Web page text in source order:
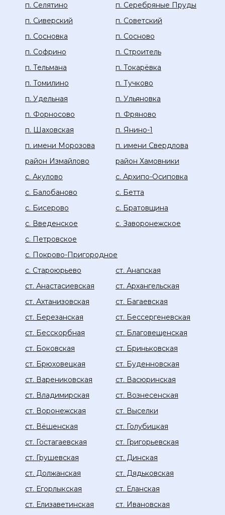
п. Селятино
п. Серебряные Пруды
п. Сиверский
п. Советский
п. Сосновка
п. Сосново
п. Софрино
п. Строитель
п. Тельмана
п. Токарёвка
п. Томилино
п. Тучково
п. Удельная
п. Ульяновка
п. Форносово
п. Фряново
п. Шаховская
п. Янино-1
п. имени Морозова
п. имени Свердлова
район Измайлово
район Хамовники
с. Акулово
с. Архипо-Осиповка
с. Балобаново
с. Бетта
с. Бисерово
с. Братовщина
с. Введенское
с. Заворонежское
с. Петровское
с. Покрово-Пригородное
с. Староюрьево
ст. Анапская
ст. Анастасиевская
ст. Архангельская
ст. Ахтанизовская
ст. Багаевская
ст. Березанская
ст. Бессергеневская
ст. Бесскорбная
ст. Благовещенская
ст. Боковская
ст. Бриньковская
ст. Брюховецкая
ст. Буденновская
ст. Варениковская
ст. Васюринская
ст. Владимирская
ст. Вознесенская
ст. Воронежская
ст. Выселки
ст. Вёшенская
ст. Голубицкая
ст. Гостагаевская
ст. Григорьевская
ст. Грушевская
ст. Динская
ст. Должанская
ст. Дядьковская
ст. Егорлыкская
ст. Еланская
ст. Елизаветинская
ст. Ивановская